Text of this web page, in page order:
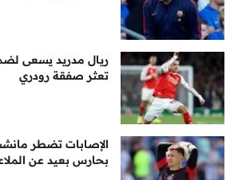
ريال مدريد يسعى
تعثر صفقة رودري
الإصابات تضطر
بحارس بعيد عن الملاعب